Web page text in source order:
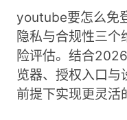
youtube要怎么免
隐私与合规性三
险评估。结合
览器、授权入口与
前提下实现更灵活